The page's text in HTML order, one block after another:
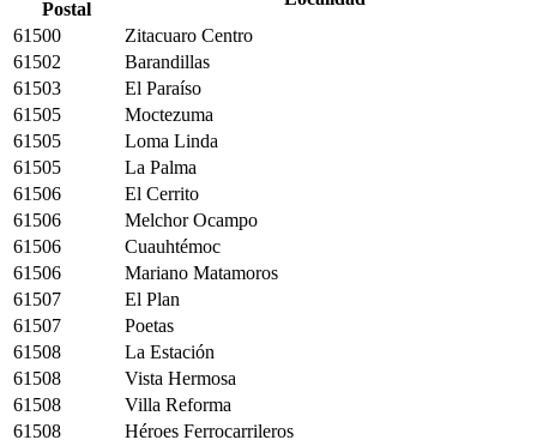
Postal
61500
Zitacuaro Centro
61502
Barandillas
61503
El Paraíso
61505
Moctezuma
61505
Loma Linda
61505
La Palma
61506
El Cerrito
61506
Melchor Ocampo
61506
Cuauhtémoc
61506
Mariano Matamoros
61507
El Plan
61507
Poetas
61508
La Estación
61508
Vista Hermosa
61508
Villa Reforma
61508
Héroes Ferrocarrileros